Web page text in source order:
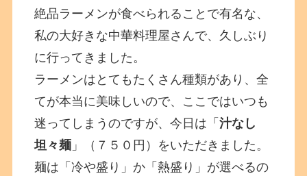
絶品ラーメンが食べられることで有名な、
私の大好きな中華料理屋さんで、久しぶり
に行ってきました。
ラーメンはとてもたくさん種類があり、全
てが本当に美味しいので、ここではいつも
迷ってしまうのですが、今日は「汁なし
坦々麺 」（７５０円）をいただきました。
麺は「冷や盛り」か「熱盛り」が選べるの